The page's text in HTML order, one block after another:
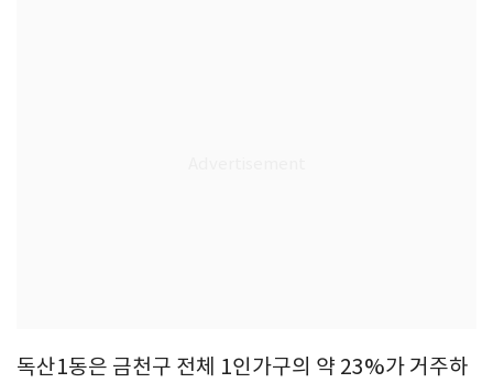
독산1동은 금천구 전체 1인가구의 약 23%가 거주하